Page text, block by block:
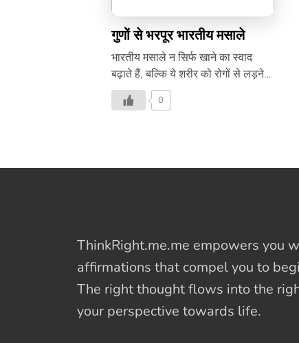
गुणों से भरपूर भारतीय मसाले
भारतीय मसाले न सिर्फ खाने का स्वाद
बढ़ाते हैं, बल्कि ये शरीर को रोगों से लड़ने
की क्षमता भी देते हैं। कुछ ऐसे ही औषधीय
गुणों से भरपूर मसालों के बारे में जानिए।
0
ThinkRight.me.me empowers you
affirmations that compel you to
The right thought flows into the
your perspective towards life.